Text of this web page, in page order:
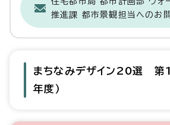
推進課 都市景観担当へのお
まちなみデザイン20選 第
年度）